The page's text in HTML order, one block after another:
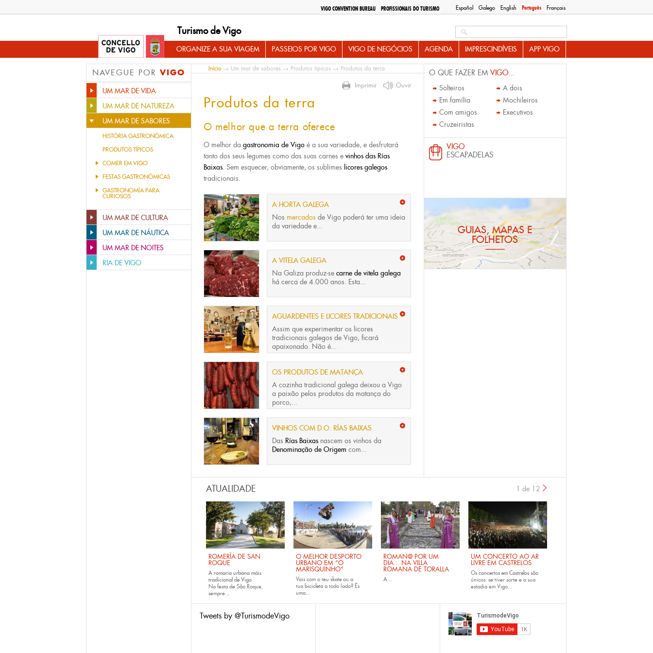
Español Galego English Português Français
VIGO CONVENTION BUREAU PROFISSIONAIS DO TURISMO
Turismo de Vigo
ORGANIZE A SUA VIAGEM PASSEIOS POR VIGO VIGO DE NEGÓCIOS AGENDA IMPRESCINDÍVEIS APP VIGO
NAVEGUE POR VIGO
UM MAR DE VIDA
UM MAR DE NATUREZA
UM MAR DE SABORES
HISTÓRIA GASTRONÓMICA
PRODUTOS TÍPICOS
COMER EM VIGO
FESTAS GASTRONÓMICAS
GASTRONOMÍA PARA
CURIOSOS
UM MAR DE CULTURA
UM MAR DE NÁUTICA
UM MAR DE NOITES
RIA DE VIGO
Início→ Um mar de sabores → Produtos típicos → Produtos da terra
Imprimir Ouvir
Produtos da terra
O melhor que a terra oferece
O melhor da gastronomia de Vigo é a sua variedade, e desfrutará
tanto dos seus legumes como das suas carnes e vinhos das Rías
Baixas. Sem esquecer, obviamente, os sublimes licores galegos
tradicionais.
A HORTA GALEGA
Nos mercados de Vigo poderá ter uma ideia
da variedade e...
A VITELA GALEGA
Na Galiza produz-se carne de vitela galega
há cerca de 4.000 anos. Esta...
AGUARDENTES E LICORES TRADICIONAIS
Assim que experimentar os licores
tradicionais galegos de Vigo, ficará
apaixonado. Não é...
OS PRODUTOS DE MATANÇA
A cozinha tradicional galega deixou a Vigo
a paixão pelos produtos da matança do
porco,...
VINHOS COM D.O. RÍAS BAIXAS
Das Rías Baixas nascem os vinhos da
Denominação de Origem com...
O QUE FAZER EM VIGO...
Solteiros
A dois
Em família
Mochileiros
Com amigos
Executivos
Cruzeiristas
VIGO
ESCAPADELAS
GUIAS, MAPAS E
FOLHETOS
ATUALIDADE
ROMERÍA DE SAN
ROQUE
A romaria urbana máis
tradicional de Vigo
Na festa de São Roque,
sempre...
O MELHOR DESPORTO
URBANO EM “O
MARISQUINHO”
Vais com o teu skateou a
tua bicicleta a todo lado? És
uma...
ROMAN@ POR UM
DIA... NA VILLA
ROMANA DE TORALLA
A...
UM CONCERTO AO AR
LIVRE EM CASTRELOS
Os concertos em Castrelos são
únicos: se tiver sorte e a sua
estadia em Vigo...
1 de 12
Tweets by @TurismodeVigo